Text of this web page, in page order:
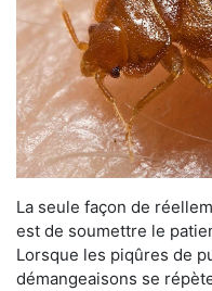
La seule façon de
est de soumettre le
Lorsque les piqûres de
démangeaisons se